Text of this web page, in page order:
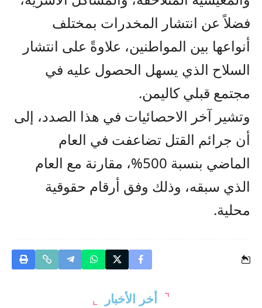
فضلاً عن انتشار المخدرات بمختلف
أنواعها بين المواطنين، علاوةً على انتشار
السلاح الذي يسهل الحصول عليه في
مجتمع قبلي كاليمن.
وتشير آخر الاحصائيات في هذا الصدد، إلى
أن جرائم القتل تضاعفت في العام
الماضي بنسبة 500%، مقارنة مع العام
الذي سبقه، وذلك وفق أرقام حقوقية
محلية.
أخر الأخبار